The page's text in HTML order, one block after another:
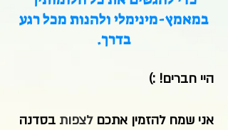
במאמץ-מינימלי ולהנות מכל רגע
בדרך.​
היי חברים! :)
אני שמח להזמין אתכםלצפות בסדנה